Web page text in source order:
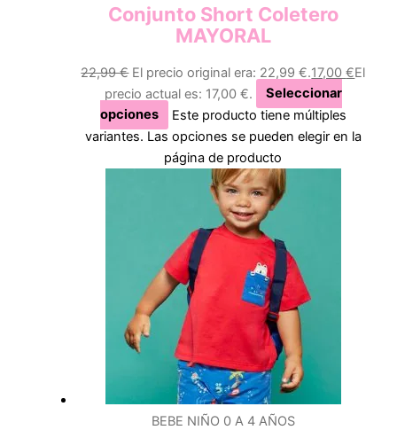
Conjunto Short Coletero
MAYORAL
22,99€ El precio original era: 22,99 €.17,00€El
precio actual es: 17,00 €.
Seleccionar
opciones
Este producto tiene múltiples
variantes. Las opciones se pueden elegir en la
página de producto
BEBE NIÑO 0 A 4 AÑOS